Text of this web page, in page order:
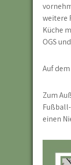
weitere
Küche
OGS
Auf
Zum
einen